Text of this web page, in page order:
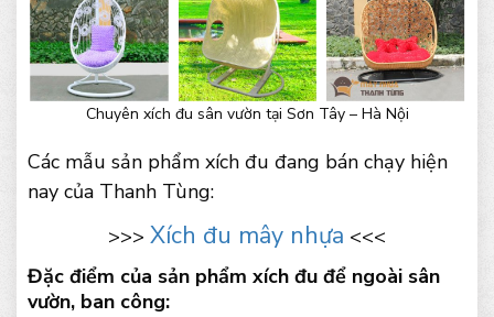
Chuyên xích đu sân vườn tại Sơn Tây – Hà Nội
Các mẫu sản phẩm xích đu đang bán chạy hiện
nay của Thanh Tùng:
>>> Xích đu mây nhựa <<<
Đặc điểm của sản phẩm xích đu để ngoài sân
vườn, ban công: